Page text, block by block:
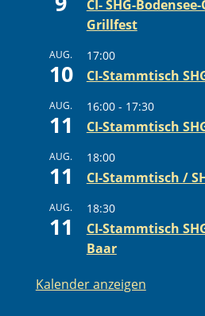
CI- SHG-
Grillfest
AUG.
10
17:00
CI-Stammtisch
AUG.
11
16:00- 17:30
CI-Stammtisch
AUG.
11
18:00
CI-Stammtisch /
AUG.
11
18:30
CI-Stammtisch
Baar
Kalender anzeigen